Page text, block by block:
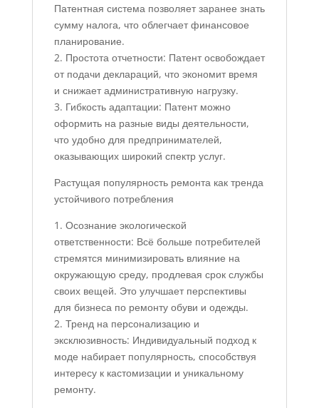
Патентная система позволяет заранее знать
сумму налога, что облегчает финансовое
планирование.
2. Простота отчетности: Патент освобождает
от подачи деклараций, что экономит время
и снижает административную нагрузку.
3. Гибкость адаптации: Патент можно
оформить на разные виды деятельности,
что удобно для предпринимателей,
оказывающих широкий спектр услуг.
Растущая популярность ремонта как тренда
устойчивого потребления
1. Осознание экологической
ответственности: Всё больше потребителей
стремятся минимизировать влияние на
окружающую среду, продлевая срок службы
своих вещей. Это улучшает перспективы
для бизнеса по ремонту обуви и одежды.
2. Тренд на персонализацию и
эксклюзивность: Индивидуальный подход к
моде набирает популярность, способствуя
интересу к кастомизации и уникальному
ремонту.